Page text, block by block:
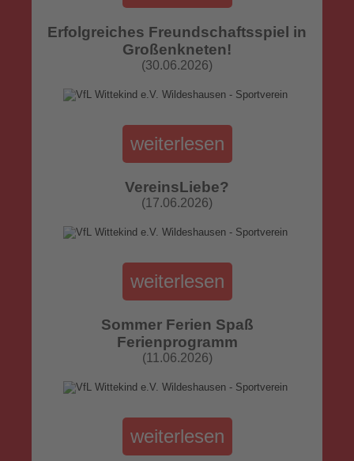
Erfolgreiches Freundschaftsspiel in
Großenkneten!
(30.06.2026)
weiterlesen
VereinsLiebe?
(17.06.2026)
weiterlesen
Sommer Ferien Spaß
Ferienprogramm
(11.06.2026)
weiterlesen